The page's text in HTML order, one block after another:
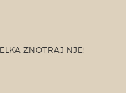
ZNOTRAJ NJE!